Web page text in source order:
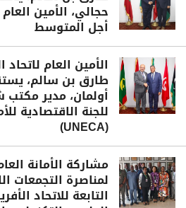
حجالي، الأمين العام
أجل المتوسط
الأمين العام
طارق بن سالم،
أولمان، مدير مكتب
للجنة الاقتصادية
(UNECA)
مشاركة الأمانة
لمناصرة التجمعات
التابعة للاتحاد